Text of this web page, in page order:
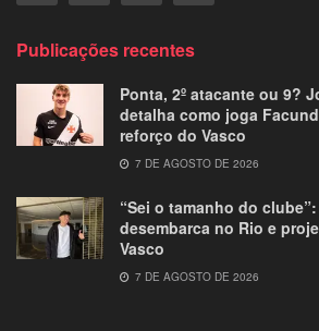
Publicações recentes
Ponta, 2º atacante ou 9?
detalha como joga
reforço do Vasco
7 DE AGOSTO DE 2026
“Sei o tamanho do
desembarca no Rio e
Vasco
7 DE AGOSTO DE 2026